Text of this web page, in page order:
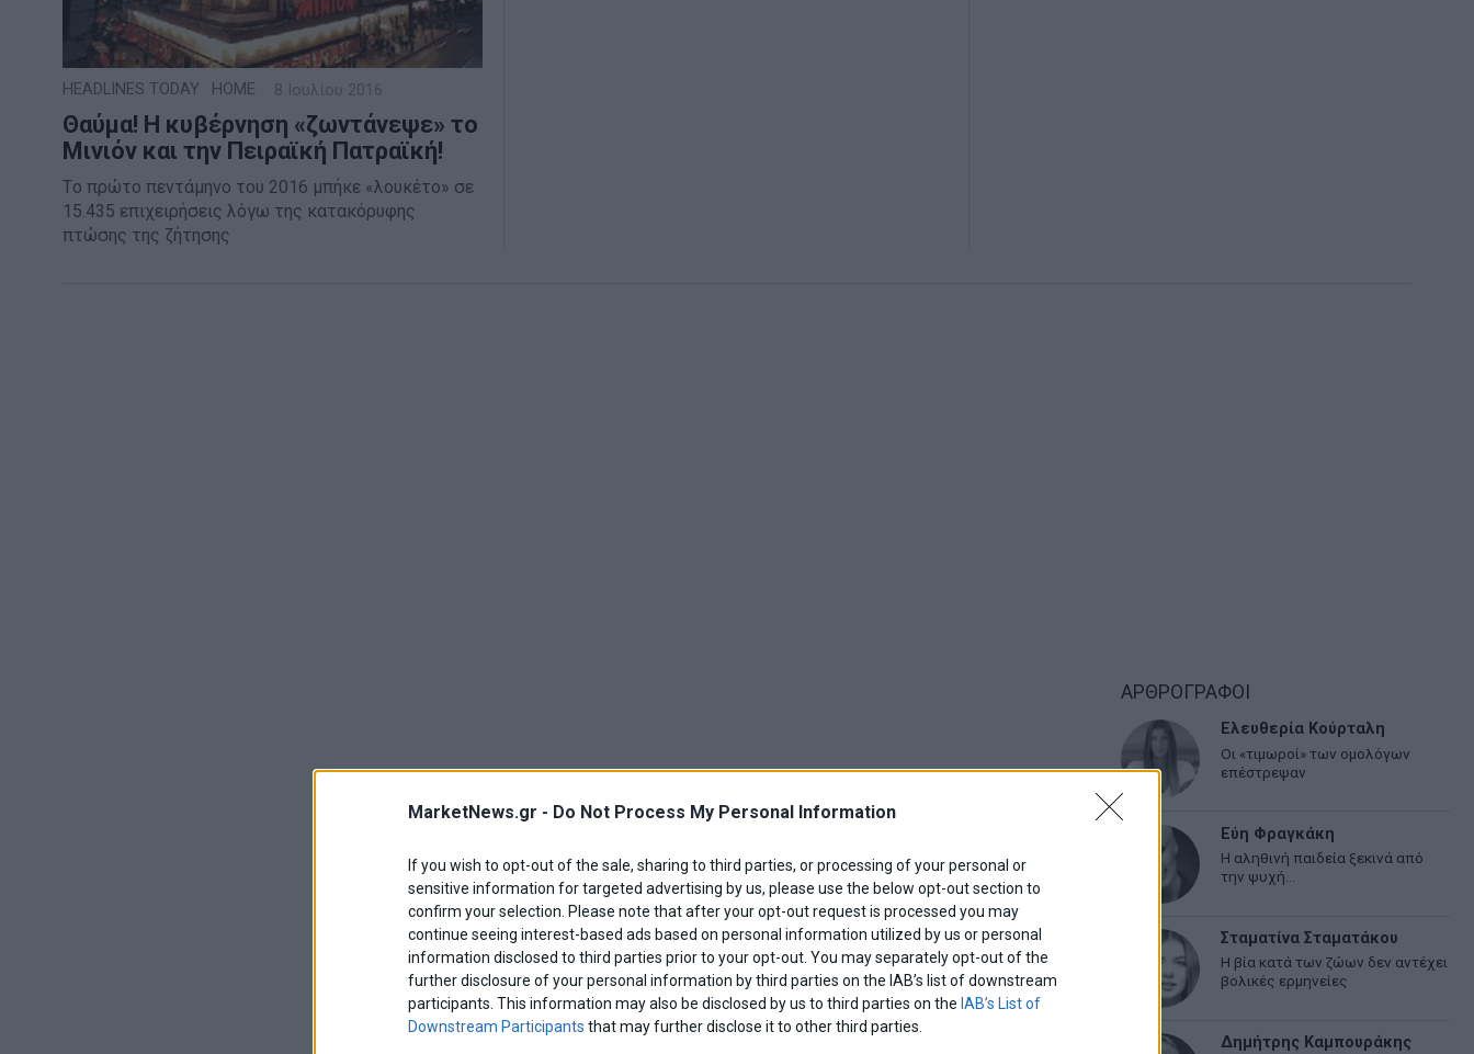
MarketNews.gr - Do Not Process My Personal Information
If you wish to opt-out of the sale, sharing to third parties, or processing of your personal or
sensitive information for targeted advertising by us, please use the below opt-out section to
confirm your selection. Please note that after your opt-out request is processed you may
continue seeing interest-based ads based on personal information utilized by us or personal
information disclosed to third parties prior to your opt-out. You may separately opt-out of the
further disclosure of your personal information by third parties on the IAB’s list of downstream
participants. This information may also be disclosed by us to third parties on the IAB’s List of
Downstream Participants that may further disclose it to other third parties.
HEADLINES TODAY HOME 8 Ιουλίου 2016
Θαύμα! Η κυβέρνηση «ζωντάνεψε» το
Μινιόν και την Πειραϊκή Πατραϊκή!
Tο πρώτο πεντάμηνο του 2016 μπήκε «λουκέτο» σε
15.435 επιχειρήσεις λόγω της κατακόρυφης
πτώσης της ζήτησης
ΑΡΘΡΟΓΡΑΦΟΙ
Ελευθερία Κούρταλη
Οι «τιμωροί» των ομολόγων
επέστρεψαν
Εύη Φραγκάκη
Η αληθινή παιδεία ξεκινά από
την ψυχή…
Σταματίνα Σταματάκου
Η βία κατά των ζώων δεν αντέχει
βολικές ερμηνείες
Δημήτρης Καμπουράκης